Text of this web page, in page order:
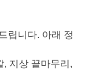
립니다. 아래 정
, 지상 끝마무리,